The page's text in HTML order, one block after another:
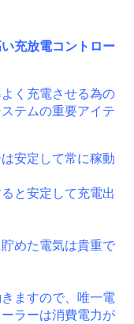
充放電コントロー
く充電させる為の
テムの重要アイテ
安定して常に稼動
と安定して充電出
めた電気は貴重で
ますので、唯一電
ラーは消費電力が